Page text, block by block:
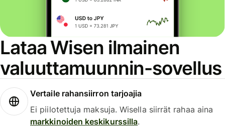
Lataa Wisen ilmainen
valuuttamuunnin-sovellus
Vertaile rahansiirron tarjoajia
Ei piilotettuja maksuja. Wisella siirrät rahaa aina
markkinoiden keskikurssilla.